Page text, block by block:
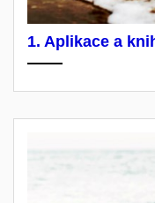
1. Aplikace a